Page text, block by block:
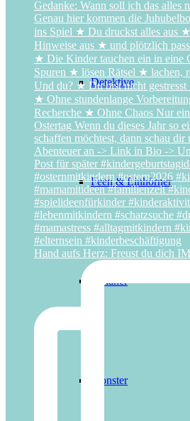
Detektive
Feen & Einhörner
Indianer
Monster
Hand aufs Herz: Freust du dich